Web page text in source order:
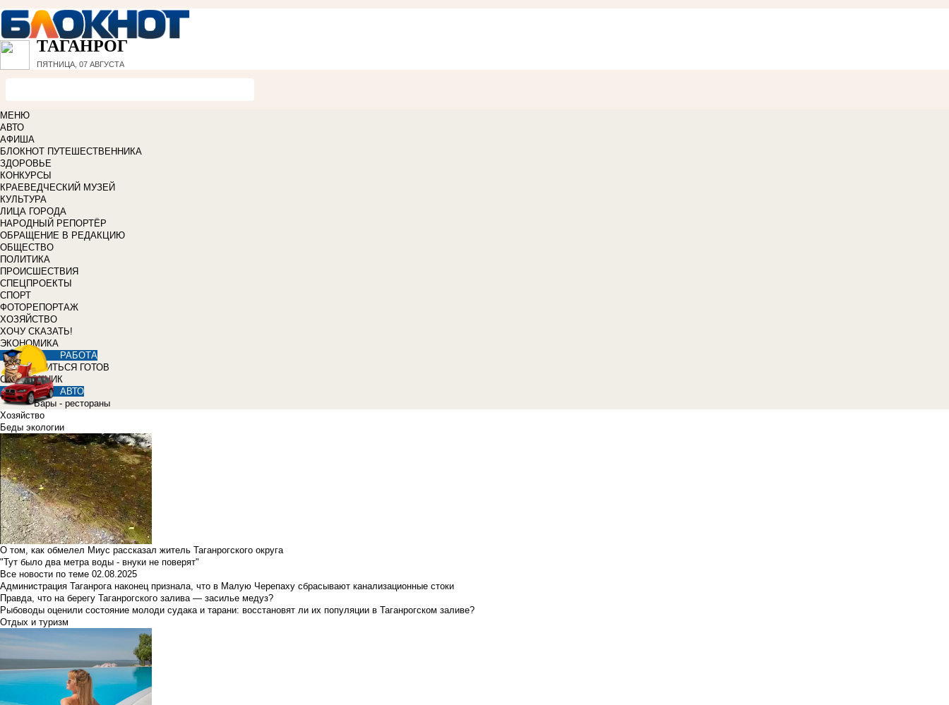
ТАГАНРОГ
ПЯТНИЦА, 07 АВГУСТА
МЕНЮ
АВТО
АФИША
БЛОКНОТ ПУТЕШЕСТВЕННИКА
ЗДОРОВЬЕ
КОНКУРСЫ
КРАЕВЕДЧЕСКИЙ МУЗЕЙ
КУЛЬТУРА
ЛИЦА ГОРОДА
НАРОДНЫЙ РЕПОРТЁР
ОБРАЩЕНИЕ В РЕДАКЦИЮ
ОБЩЕСТВО
ПОЛИТИКА
ПРОИСШЕСТВИЯ
СПЕЦПРОЕКТЫ
СПОРТ
ФОТОРЕПОРТАЖ
ХОЗЯЙСТВО
ХОЧУ СКАЗАТЬ!
ЭКОНОМИКА
РАБОТА
УЧИТЬСЯ ГОТОВ
СПРАВОЧНИК
АВТО
Бары - рестораны
Хозяйство
Беды экологии
О том, как обмелел Миус рассказал житель Таганрогского округа
"Тут было два метра воды - внуки не поверят"
Все новости по теме 02.08.2025
Администрация Таганрога наконец признала, что в Малую Черепаху сбрасывают канализационные стоки
Правда, что на берегу Таганрогского залива — засилье медуз?
Рыбоводы оценили состояние молоди судака и тарани: восстановят ли их популяции в Таганрогском заливе?
Отдых и туризм